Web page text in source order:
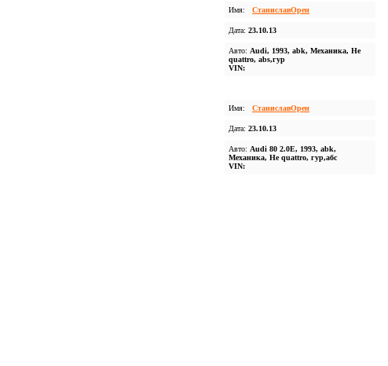
Имя: СтаниславОрен
Дата: 23.10.13
Авто: Audi, 1993, abk, Механика, Не
quattro, abs,гур
VIN:
Имя: СтаниславОрен
Дата: 23.10.13
Авто: Audi 80 2.0E, 1993, abk,
Механика, Не quattro, гур,абс
VIN: